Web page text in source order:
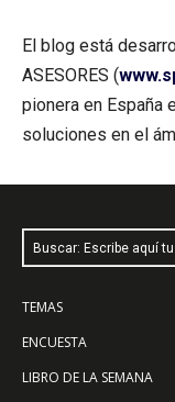
El blog está
ASESORES (
pionera en España
soluciones en el
Buscar: Escribe aquí
TEMAS
ENCUESTA
LIBRO DE LA SEMANA